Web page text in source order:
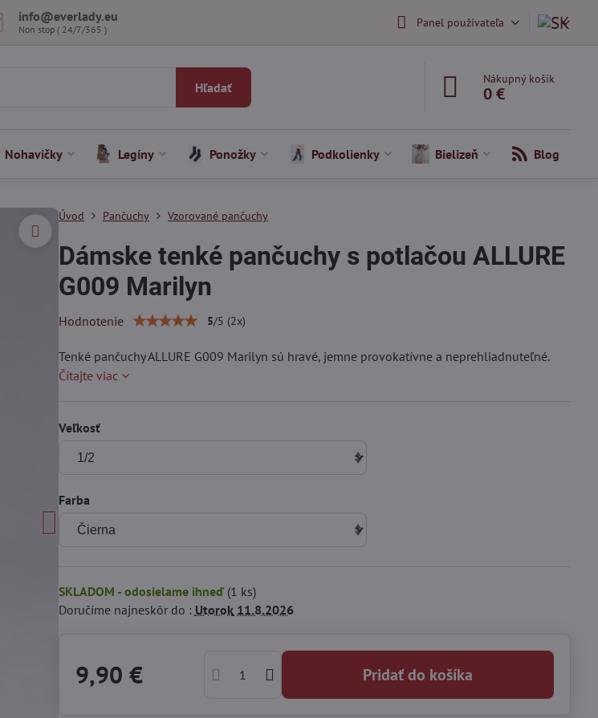
info​@everlady​.eu
Non stop ( 24/7/365 ) Panel používateľa
Hľadať
Nákupný košík
0 €
Nohavičky Legíny Ponožky Podkolienky Bielizeň Blog
Úvod Pančuchy Vzorované pančuchy
Dámske tenké pančuchy s potlačou ALLURE
G009 Marilyn
Hodnotenie 5/5 (2x)
Tenké pančuchy ALLURE G009 Marilyn sú hravé, jemne provokatívne a neprehliadnuteľné.
Čítajte viac
Veľkosť
Farba
SKLADOM - odosielame ihneď (1 ks)
Doručíme najneskôr do : Utorok11.8.2026
9,90 € Pridať do košíka